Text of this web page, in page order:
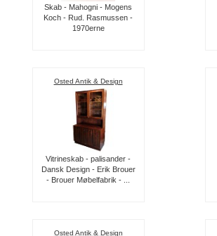
Skab - Mahogni - Mogens
Koch - Rud. Rasmussen -
1970erne
Osted Antik & Design
Vitrineskab - palisander -
Dansk Design - Erik Brouer
- Brouer Møbelfabrik - ...
Osted Antik & Design